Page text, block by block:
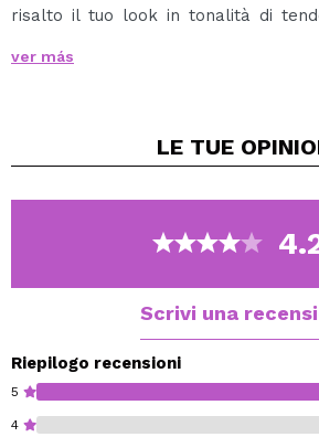
risalto il tuo look in tonalità di
Queste matite sono facili da
realizza un trucco occhi colorato.
Vegan.
ver más
LE TUE
Scrivi una
Riepilogo recensioni
5
4